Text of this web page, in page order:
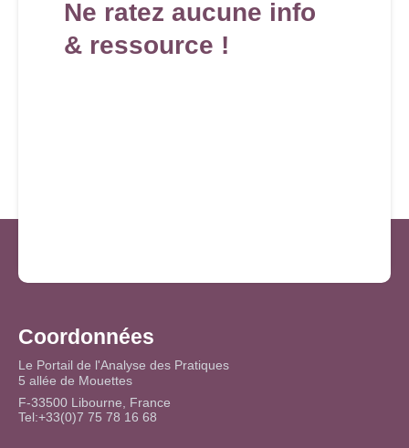
Ne ratez aucune info
& ressource !
Coordonnées
Le Portail de l'Analyse des Pratiques
5 allée de Mouettes
F-33500 Libourne, France
Tel:+33(0)7 75 78 16 68